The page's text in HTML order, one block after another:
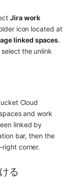
Jira work
icon located at
linked spaces.
the unlink
Cloud
and work
linked by
on the left navigation bar, then the
corner.
る